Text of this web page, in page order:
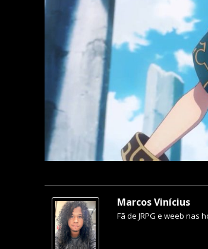
Marcos Vinícius
Fã de JRPG e weeb nas